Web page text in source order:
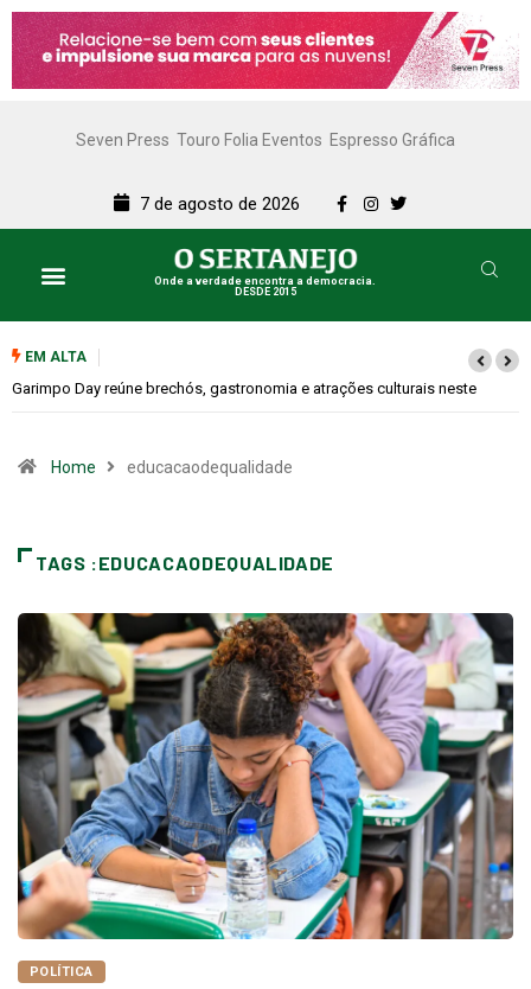
Seven Press Touro Folia Eventos Espresso Gráfica
7 de agosto de 2026
Onde a verdade encontra a democracia.
DESDE 2015
EM ALTA
Bugonia transforma paranoia e conspiração em um suspense imprevisível
Home educacaodequalidade
TAGS :EDUCACAODEQUALIDADE
POLÍTICA